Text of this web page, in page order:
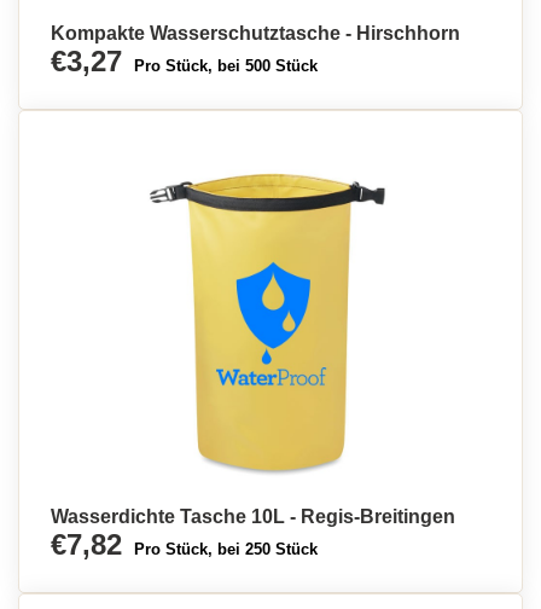
Kompakte Wasserschutztasche - Hirschhorn
€3,27 Pro Stück, bei 500 Stück
Wasserdichte Tasche 10L - Regis-Breitingen
€7,82 Pro Stück, bei 250 Stück